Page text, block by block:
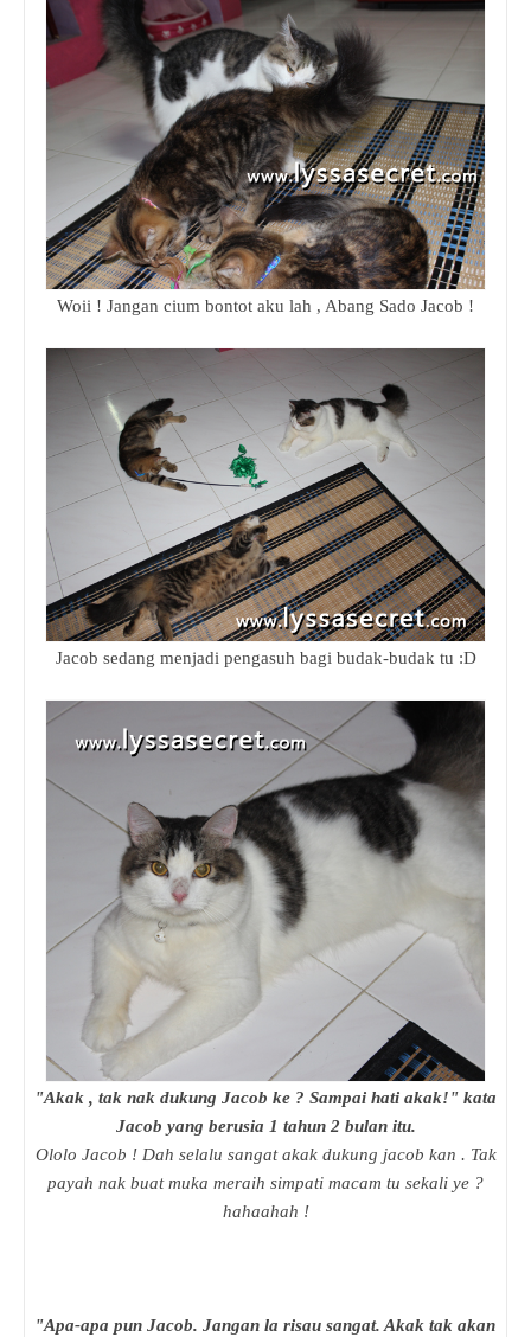
Woii ! Jangan cium bontot aku lah , Abang Sado Jacob !
Jacob sedang menjadi pengasuh bagi budak-budak tu :D
"Akak , tak nak dukung Jacob ke ? Sampai hati akak!" kata
Jacob yang berusia 1 tahun 2 bulan itu.
Ololo Jacob ! Dah selalu sangat akak dukung jacob kan . Tak
payah nak buat muka meraih simpati macam tu sekali ye ?
hahaahah !
"Apa-apa pun Jacob. Jangan la risau sangat. Akak tak akan